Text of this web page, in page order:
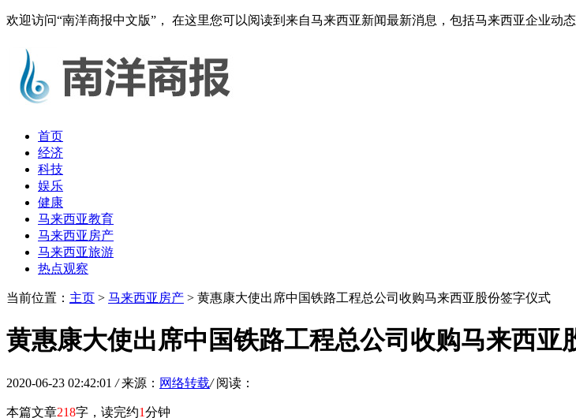
欢迎访问“南洋商报中文版”， 在这里您可以阅读到来自马来西亚新闻最新消息，包括马来西亚企业动
首页
经济
科技
娱乐
健康
马来西亚教育
马来西亚房产
马来西亚旅游
热点观察
当前位置： 主页 > 马来西亚房产 > 黄惠康大使出席中国铁路工程总公司收购马来西亚股份签字仪式
黄惠康大使出席中国铁路工程总公司收购马来西亚
2020-06-23 02:42:01 / 来源： 网络转载/ 阅读：
本篇文章218字，读完约1分钟